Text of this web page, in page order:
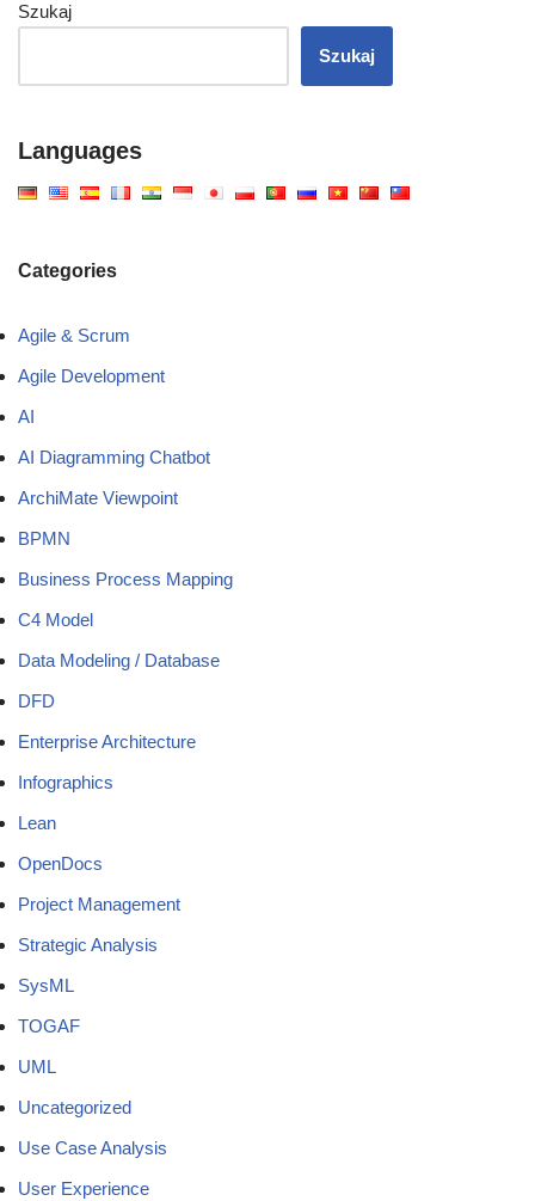
Szukaj
Szukaj
Languages
Categories
Agile & Scrum
Agile Development
AI
AI Diagramming Chatbot
ArchiMate Viewpoint
BPMN
Business Process Mapping
C4 Model
Data Modeling / Database
DFD
Enterprise Architecture
Infographics
Lean
OpenDocs
Project Management
Strategic Analysis
SysML
TOGAF
UML
Uncategorized
Use Case Analysis
User Experience